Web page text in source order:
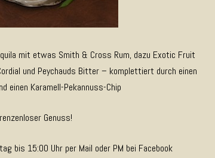
mit etwas Smith & Cross Rum, dazu Exotic Fruit
und Peychauds Bitter – komplettiert durch einen
einen Karamell-Pekannuss-Chip
Genuss!
bis 15:00 Uhr per Mail oder PM bei Facebook